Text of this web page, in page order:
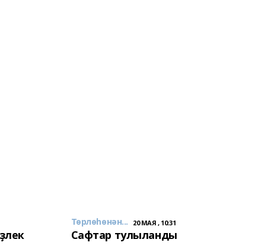
Төрлөһөнән... 20 МАЯ , 10:31
Сафтар тулыланды